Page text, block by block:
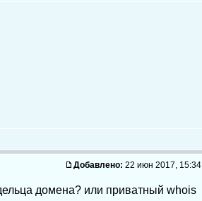
Добавлено: 22 июн 2017, 15:34
домена? или приватный whois